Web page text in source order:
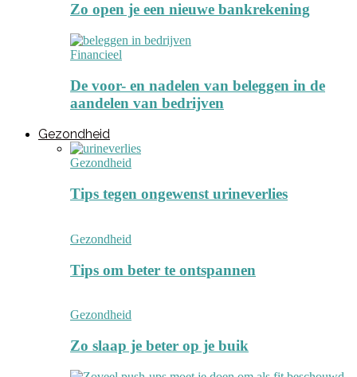
Zo open je een nieuwe bankrekening
Financieel
De voor- en nadelen van beleggen in de
aandelen van bedrijven
Gezondheid
Gezondheid
Tips tegen ongewenst urineverlies
Gezondheid
Tips om beter te ontspannen
Gezondheid
Zo slaap je beter op je buik